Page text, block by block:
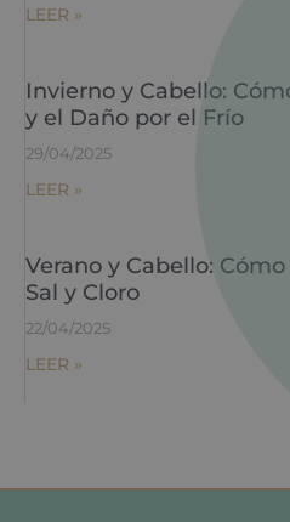
LEER »
Invierno y Cabello:
y el Daño por el Frío
29/04/2025
LEER »
Verano y Cabello:
Sal y Cloro
22/04/2025
LEER »